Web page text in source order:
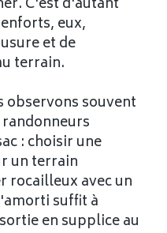
eux,
et de
terrain.
observons souvent
: choisir une
un terrain
rocailleux avec un
suffit à
en supplice au